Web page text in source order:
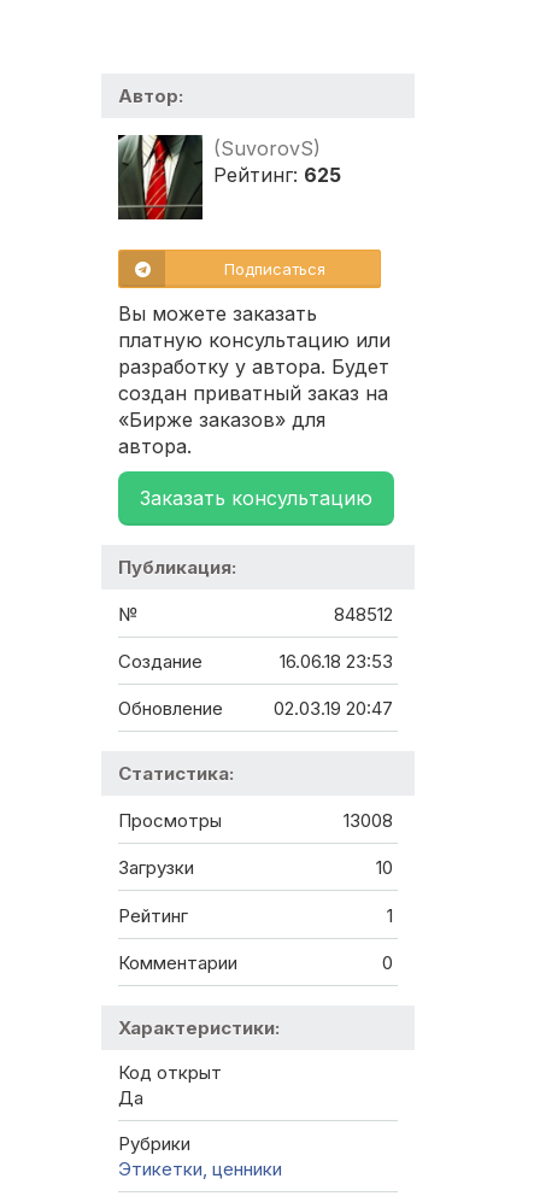
Автор:
(SuvorovS)
Рейтинг: 625
Подписаться
Вы можете заказать
платную консультацию или
разработку у автора. Будет
создан приватный заказ на
«Бирже заказов» для
автора.
Заказать консультацию
Публикация:
№ 848512
Создание 16.06.18 23:53
Обновление 02.03.19 20:47
Статистика:
Просмотры 13008
Загрузки 10
Рейтинг 1
Комментарии 0
Характеристики:
Код открыт
Да
Рубрики
Этикетки, ценники